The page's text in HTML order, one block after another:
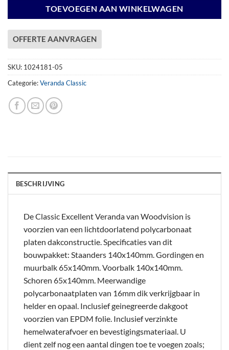
TOEVOEGEN AAN WINKELWAGEN
OFFERTE AANVRAGEN
SKU: 1024181-05
Categorie:Veranda Classic
BESCHRIJVING
De Classic Excellent Veranda van Woodvision is
voorzien van een lichtdoorlatend polycarbonaat
platen dakconstructie. Specificaties van dit
bouwpakket: Staanders 140x140mm. Gordingen en
muurbalk 65x140mm. Voorbalk 140x140mm.
Schoren 65x140mm. Meerwandige
polycarbonaatplaten van 16mm dik verkrijgbaar in
helder en opaal. Inclusief geinegreerde dakgoot
voorzien van EPDM folie. Inclusief verzinkte
hemelwaterafvoer en bevestigingsmateriaal. U
dient zelf nog een aantal dingen toe te voegen zoals;